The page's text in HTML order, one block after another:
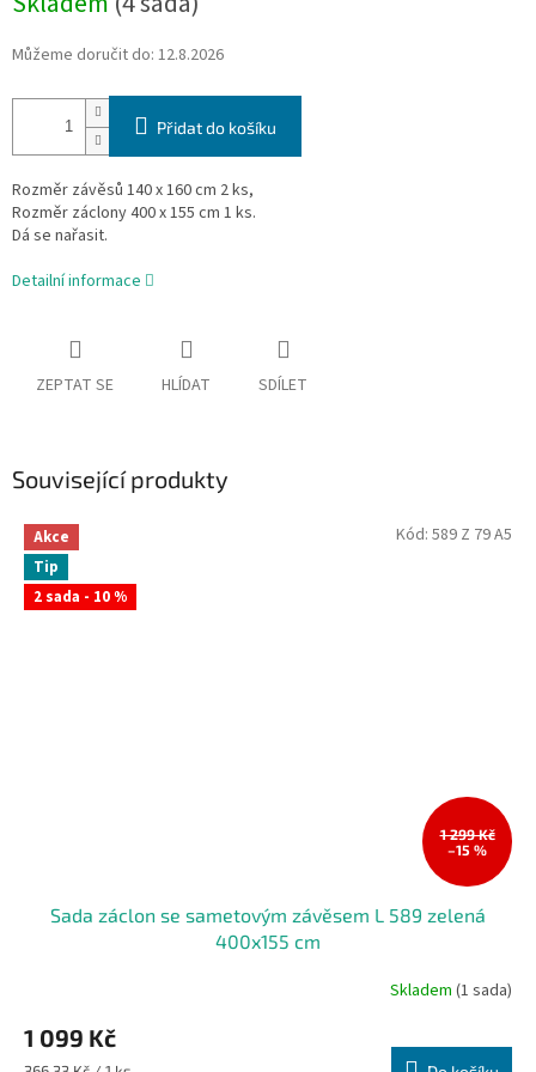
Můžeme doručit do: 12.8.2026
Přidat do košíku
Rozměr závěsů 140 x 160 cm 2 ks,
Rozměr záclony 400 x 155 cm 1 ks.
Dá se nařasit.
Detailní informace
ZEPTAT SE HLÍDAT SDÍLET
Související produkty
Akce
Tip
2 sada - 10 %
1 299 Kč
–15 %
Sada záclon se sametovým závěsem L 589 zelená
400x155 cm
Skladem (1 sada)
1 099 Kč
Kód: 589 Z 79 A5